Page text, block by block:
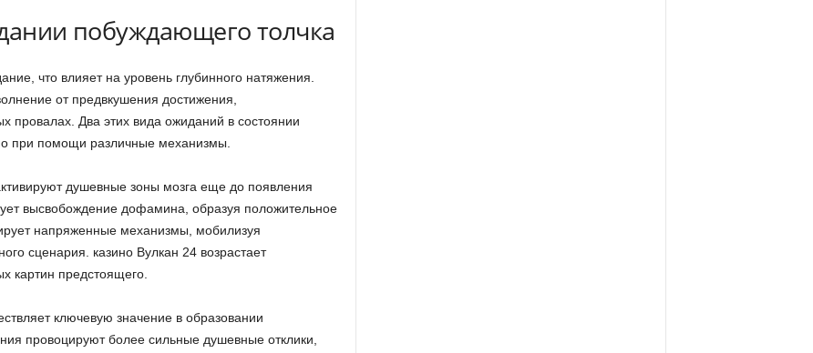
побуждающего толчка
что влияет на уровень глубинного натяжения.
от предвкушения достижения,
провалах. Два этих вида ожиданий в состоянии
при помощи различные механизмы.
душевные зоны мозга еще до появления
высвобождение дофамина, образуя положительное
напряженные механизмы, мобилизуя
сценария. казино Вулкан 24 возрастает
картин предстоящего.
ключевую значение в образовании
провоцируют более сильные душевные отклики,